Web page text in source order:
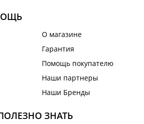
О магазине
Гарантия
Помощь покупателю
Наши партнеры
Наши Бренды
ЗНАТЬ